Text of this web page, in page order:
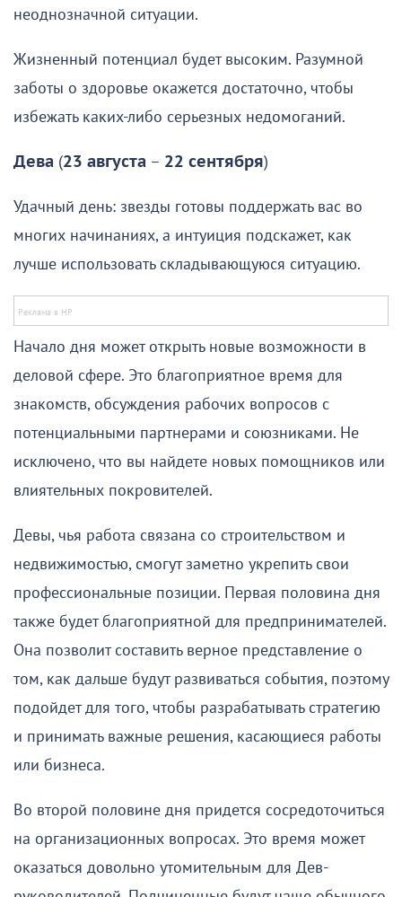
неоднозначной ситуации.
Жизненный потенциал будет высоким. Разумной
заботы о здоровье окажется достаточно, чтобы
избежать каких-либо серьезных недомоганий.
Дева (23 августа – 22 сентября)
Удачный день: звезды готовы поддержать вас во
многих начинаниях, а интуиция подскажет, как
лучше использовать складывающуюся ситуацию.
Начало дня может открыть новые возможности в
деловой сфере. Это благоприятное время для
знакомств, обсуждения рабочих вопросов с
потенциальными партнерами и союзниками. Не
исключено, что вы найдете новых помощников или
влиятельных покровителей.
Девы, чья работа связана со строительством и
недвижимостью, смогут заметно укрепить свои
профессиональные позиции. Первая половина дня
также будет благоприятной для предпринимателей.
Она позволит составить верное представление о
том, как дальше будут развиваться события, поэтому
подойдет для того, чтобы разрабатывать стратегию
и принимать важные решения, касающиеся работы
или бизнеса.
Во второй половине дня придется сосредоточиться
на организационных вопросах. Это время может
оказаться довольно утомительным для Дев-